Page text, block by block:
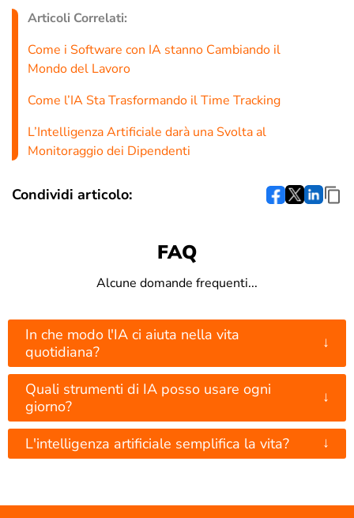
Articoli Correlati:
Come i Software con IA stanno Cambiando il
Mondo del Lavoro
Come l’IA Sta Trasformando il Time Tracking
L’Intelligenza Artificiale darà una Svolta al
Monitoraggio dei Dipendenti
Condividi articolo:
FAQ
Alcune domande frequenti...
In che modo l'IA ci aiuta nella vita
quotidiana?
↓
Quali strumenti di IA posso usare ogni
giorno?
↓
L'intelligenza artificiale semplifica la vita? ↓